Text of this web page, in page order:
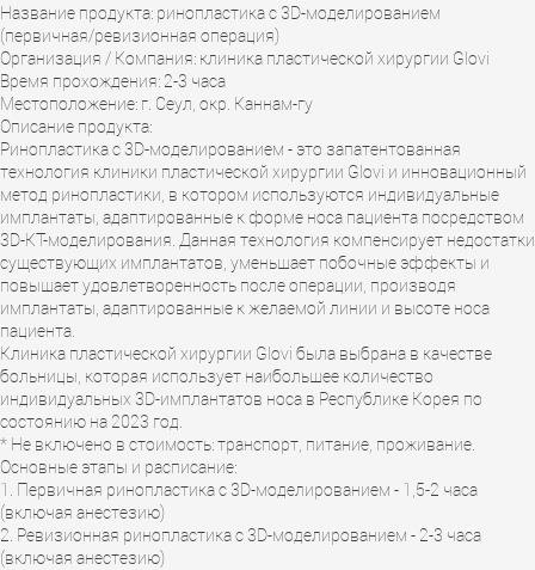
Название продукта: ринопластика с 3D-моделированием
(первичная/ревизионная операция)
Организация / Компания: клиника пластической хирургии Glovi
Время прохождения: 2-3 часа
Местоположение: г. Сеул, окр. Каннам-гу
Описание продукта:
Ринопластика с 3D-моделированием - это запатентованная
технология клиники пластической хирургии Glovi и инновационный
метод ринопластики, в котором используются индивидуальные
имплантаты, адаптированные к форме носа пациента посредством
3D-КТ-моделирования. Данная технология компенсирует недостатки
существующих имплантатов, уменьшает побочные эффекты и
повышает удовлетворенность после операции, производя
имплантаты, адаптированные к желаемой линии и высоте носа
пациента.
Клиника пластической хирургии Glovi была выбрана в качестве
больницы, которая использует наибольшее количество
индивидуальных 3D-имплантатов носа в Республике Корея по
состоянию на 2023 год.
* Не включено в стоимость: транспорт, питание, проживание.
Основные этапы и расписание:
1. Первичная ринопластика с 3D-моделированием - 1,5-2 часа
(включая анестезию)
2. Ревизионная ринопластика с 3D-моделированием - 2-3 часа
(включая анестезию)